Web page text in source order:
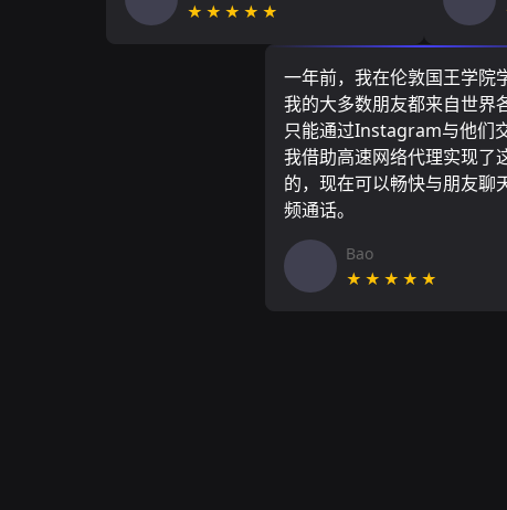
★★★★★
一年前，我在伦敦国王学院
我的大多数朋友都来自世界
只能通过Instagram与他们交
我借助高速网络代理实现了
的，现在可以畅快与朋友聊
频通话。
Bao
★★★★★